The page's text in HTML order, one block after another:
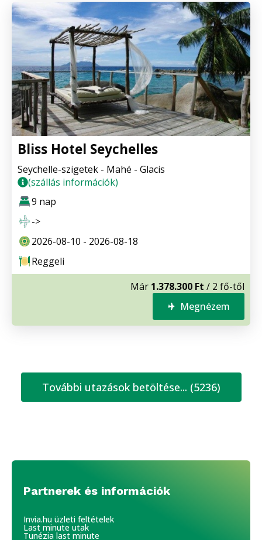
Bliss Hotel Seychelles
Seychelle-szigetek - Mahé - Glacis
(szállás információk)
9 nap
->
2026-08-10 - 2026-08-18
Reggeli
Már 1.378.300 Ft / 2 fő-től
Megnézem
További utazások betöltése... (5236)
Partnerek és információk
Invia.hu üzleti feltételek
Last minute utak
Tunézia last minute